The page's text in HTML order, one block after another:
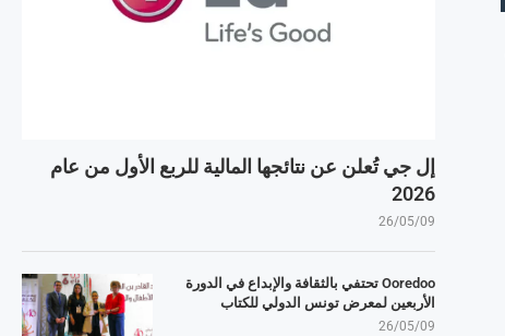
إل جي تُعلن عن نتائجها المالية للربع الأول من عام
2026
26/05/09
Ooredoo تحتفي بالثقافة والإبداع في الدورة
الأربعين لمعرض تونس الدولي للكتاب
26/05/09